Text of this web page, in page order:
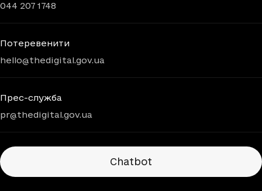
044 207 1748
Потеревенити
hello@thedigital.gov.ua
Прес-служба
pr@thedigital.gov.ua
Chatbots
Chatbot